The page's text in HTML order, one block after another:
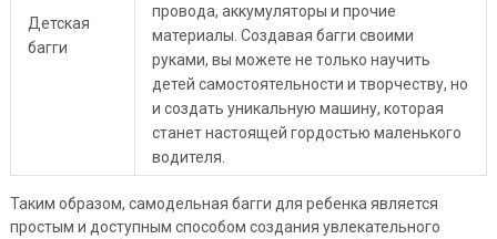
Детская
багги
провода, аккумуляторы и прочие
материалы. Создавая багги своими
руками, вы можете не только научить
детей самостоятельности и творчеству, но
и создать уникальную машину, которая
станет настоящей гордостью маленького
водителя.
Таким образом, самодельная багги для ребенка является
простым и доступным способом создания увлекательного